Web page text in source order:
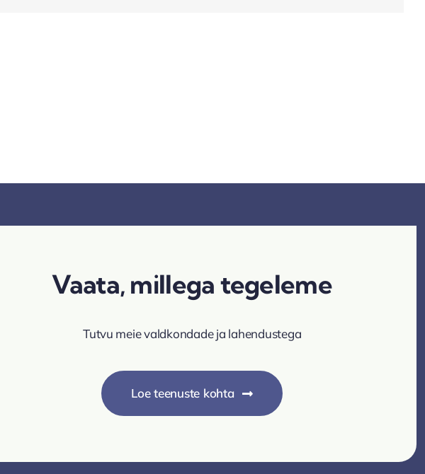
Vaata, millega tegeleme
Tutvu meie valdkondade ja lahendustega
Loe teenuste kohta